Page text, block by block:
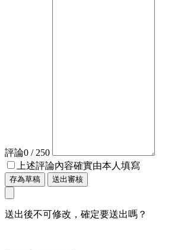
評論0 / 250
上述評論內容確實由本人填寫
存為草稿 送出審核
送出後不可修改，確定要送出嗎？